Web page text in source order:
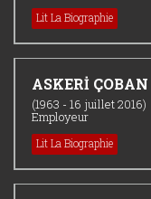
Lit La Biographie
ASKERİ ÇOBAN
(1963 - 16 juillet 2016)
Employeur
Lit La Biographie